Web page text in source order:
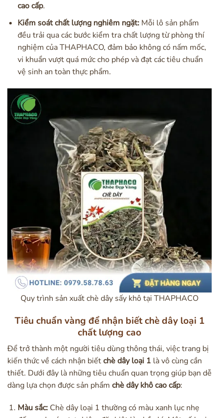
cao cấp.
Kiểm soát chất lượng nghiêm ngặt:Mỗi lô sản phẩm
đều trải qua các bước kiểm tra chất lượng từ phòng thí
nghiệm của THAPHACO, đảm bảo không có nấm mốc,
vi khuẩn vượt quá mức cho phép và đạt các tiêu chuẩn
vệ sinh an toàn thực phẩm.
Quy trình sản xuất chè dây sấy khô tại THAPHACO
Tiêu chuẩn vàng để nhận biết chè dây loại 1
chất lượng cao
Để trở thành một người tiêu dùng thông thái, việc trang bị
kiến thức về cách nhận biếtchè dây loại 1 là vô cùng cần
thiết. Dưới đây là những tiêu chuẩn quan trọng giúp bạn dễ
dàng lựa chọn được sản phẩm chè dây khô cao cấp:
Màu sắc:Chè dây loại 1 thường có màu xanh lục nhẹ